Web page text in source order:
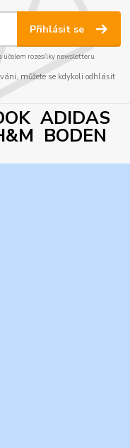
Přihlásit se
účelem rozesílky newsletteru.
můžete se kdykoli odhlásit
ADIDAS
BODEN